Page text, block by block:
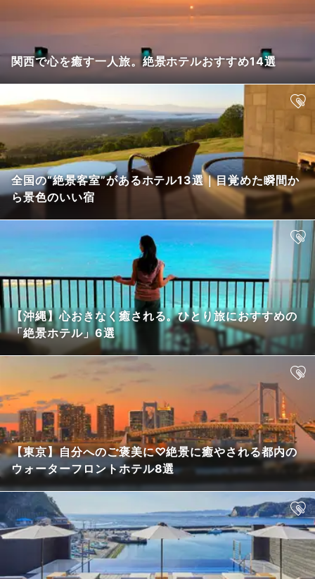
関西で心を癒す一人旅。絶景ホテルおすすめ14選
全国の“絶景客室”があるホテル13選｜目覚めた瞬間か
ら景色のいい宿
【沖縄】心おきなく癒される。ひとり旅におすすめの
「絶景ホテル」6選
【東京】自分へのご褒美に♡絶景に癒やされる都内の
ウォーターフロントホテル8選